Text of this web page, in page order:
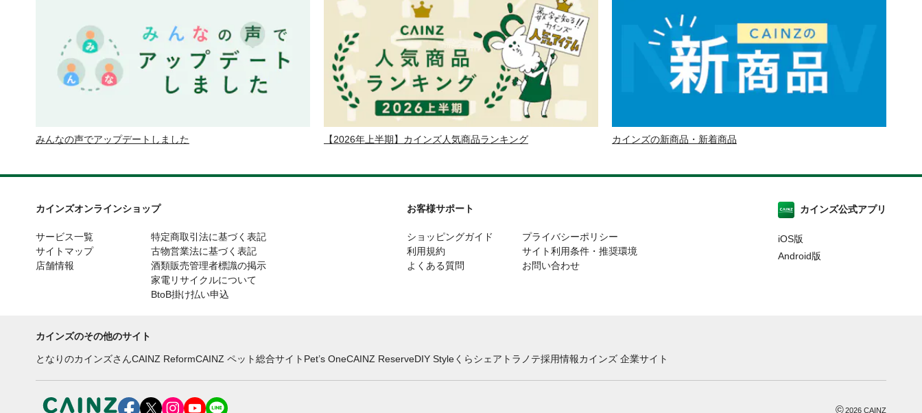
みんなの声でアップデートしました 【2026年上半期】カインズ人気商品ランキング カインズの新商品・新着商品
カインズオンラインショップ
サービス一覧
サイトマップ
店舗情報
特定商取引法に基づく表記
古物営業法に基づく表記
酒類販売管理者標識の掲示
家電リサイクルについて
BtoB掛け払い申込
お客様サポート
ショッピングガイド
利用規約
よくある質問
プライバシーポリシー
サイト利用条件・推奨環境
お問い合わせ
カインズ公式アプリ
iOS版
Android版
カインズのその他のサイト
となりのカインズさんCAINZ ReformCAINZ ペット総合サイト Pet’s OneCAINZ ReserveDIY Styleくらシェア トラノテ採用情報カインズ 企業サイト
©2026 CAINZ